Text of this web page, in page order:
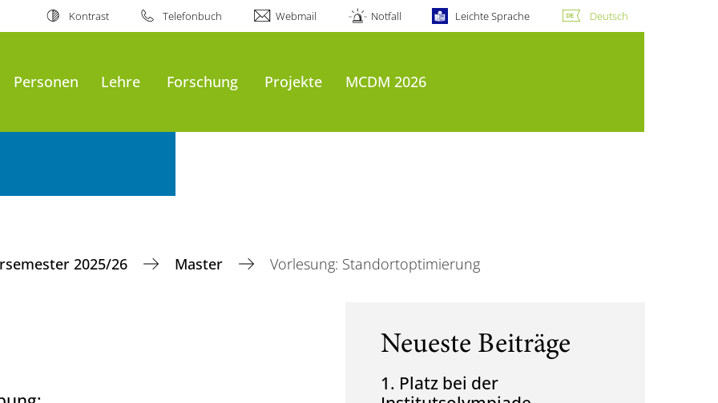
Kontrast Telefonbuch Webmail Notfall Leichte Sprache Deutsch
Personen Lehre Forschung Projekte MCDM 2026
2025/26 Master Vorlesung: Standortoptimierung
Neueste Beiträge
1. Platz bei der